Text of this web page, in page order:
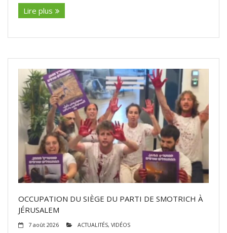
Lire plus
OCCUPATION DU SIÈGE DU PARTI DE SMOTRICH À
JÉRUSALEM
7 août 2026 ACTUALITÉS, VIDÉOS